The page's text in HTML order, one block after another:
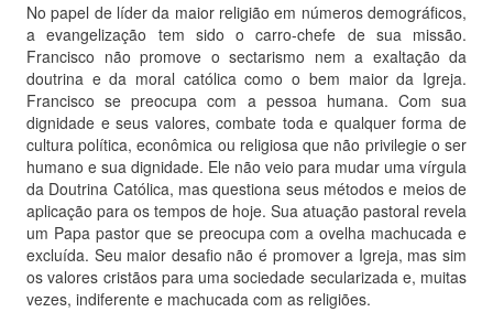
No papel de líder da maior religião em números demográficos,
a evangelização tem sido o carro-chefe de sua missão.
Francisco não promove o sectarismo nem a exaltação da
doutrina e da moral católica como o bem maior da Igreja.
Francisco se preocupa com a pessoa humana. Com sua
dignidade e seus valores, combate toda e qualquer forma de
cultura política, econômica ou religiosa que não privilegie o ser
humano e sua dignidade. Ele não veio para mudar uma vírgula
da Doutrina Católica, mas questiona seus métodos e meios de
aplicação para os tempos de hoje. Sua atuação pastoral revela
um Papa pastor que se preocupa com a ovelha machucada e
excluída. Seu maior desafio não é promover a Igreja, mas sim
os valores cristãos para uma sociedade secularizada e, muitas
vezes, indiferente e machucada com as religiões.